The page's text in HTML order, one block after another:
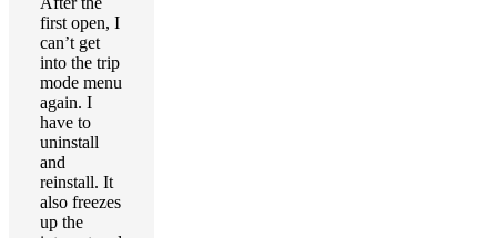
first open, I
can’t get
into the trip
mode menu
again. I
have to
uninstall
and
reinstall. It
also freezes
up the